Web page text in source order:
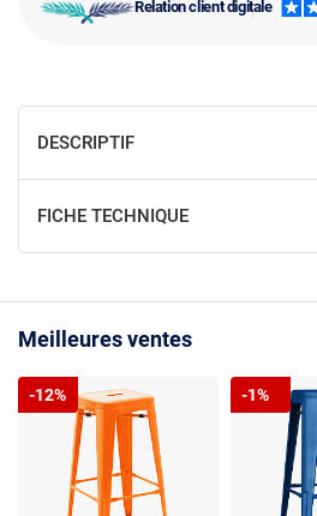
Relation client digitale
DESCRIPTIF
FICHE TECHNIQUE
Meilleures ventes
-12% -1%